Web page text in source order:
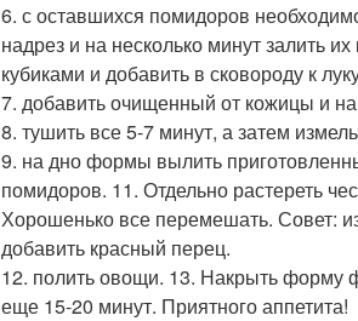
6. с оставшихся помидоров
надрез и на несколько минут залить
кубиками и добавить в сковороду к
7. добавить очищенный от кожицы и
8. тушить все 5-7 минут, а затем
9. на дно формы вылить
помидоров. 11. Отдельно растереть
Хорошенько все перемешать. Совет:
добавить красный перец.
12. полить овощи. 13. Накрыть форму
еще 15-20 минут. Приятного аппетита!